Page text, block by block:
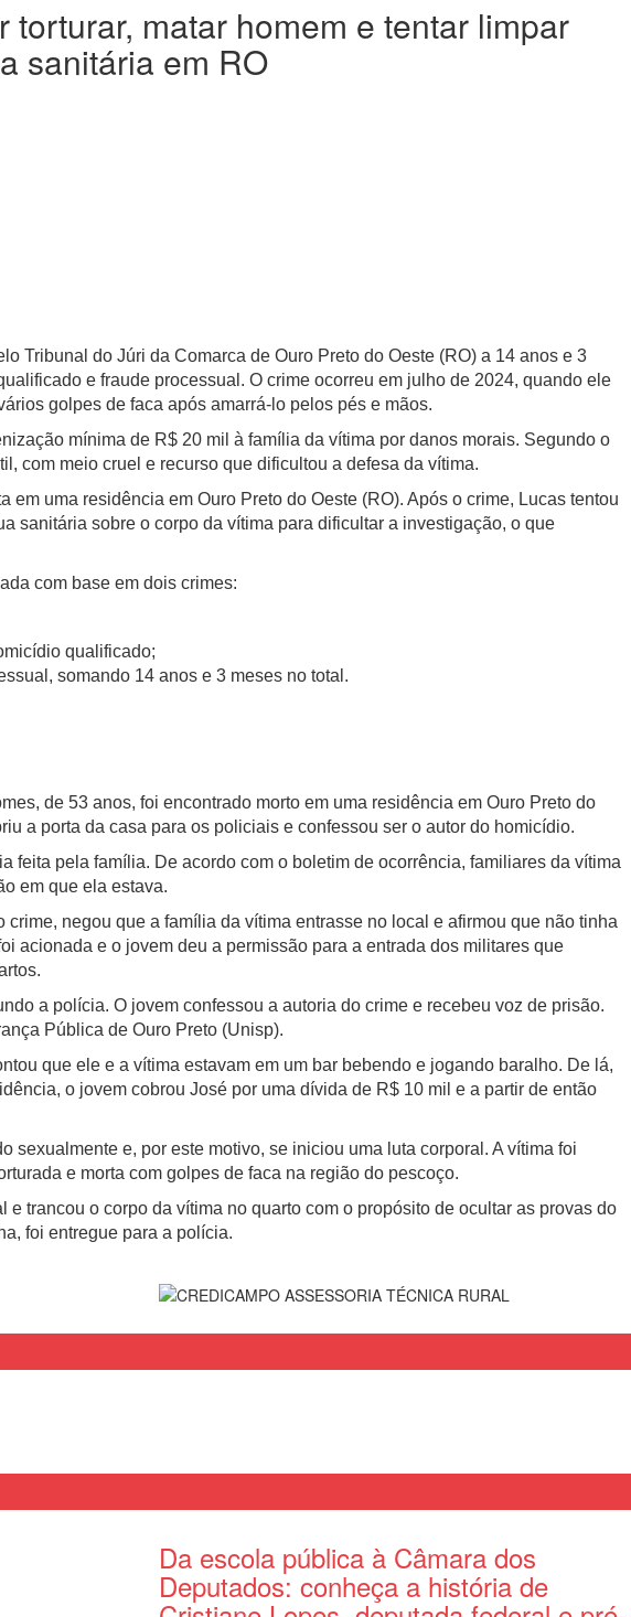
torturar, matar homem e tentar limpar
sanitária em RO
Tribunal do Júri da Comarca de Ouro Preto do Oeste (RO) a 14 anos e 3
e fraude processual. O crime ocorreu em julho de 2024, quando ele
golpes de faca após amarrá-lo pelos pés e mãos.
mínima de R$ 20 mil à família da vítima por danos morais. Segundo o
com meio cruel e recurso que dificultou a defesa da vítima.
em uma residência em Ouro Preto do Oeste (RO). Após o crime, Lucas tentou
sanitária sobre o corpo da vítima para dificultar a investigação, o que
com base em dois crimes:
qualificado;
somando 14 anos e 3 meses no total.
de 53 anos, foi encontrado morto em uma residência em Ouro Preto do
a porta da casa para os policiais e confessou ser o autor do homicídio.
feita pela família. De acordo com o boletim de ocorrência, familiares da vítima
em que ela estava.
crime, negou que a família da vítima entrasse no local e afirmou que não tinha
acionada e o jovem deu a permissão para a entrada dos militares que
a polícia. O jovem confessou a autoria do crime e recebeu voz de prisão.
Pública de Ouro Preto (Unisp).
que ele e a vítima estavam em um bar bebendo e jogando baralho. De lá,
o jovem cobrou José por uma dívida de R$ 10 mil e a partir de então
sexualmente e, por este motivo, se iniciou uma luta corporal. A vítima foi
e morta com golpes de faca na região do pescoço.
trancou o corpo da vítima no quarto com o propósito de ocultar as provas do
foi entregue para a polícia.
Da escola pública à Câmara dos
Deputados: conheça a história de